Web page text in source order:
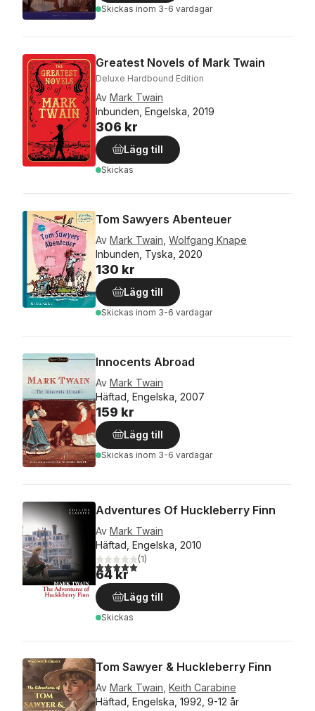
Skickas inom 3-6 vardagar
Greatest Novels of Mark Twain
Deluxe Hardbound Edition
Av Mark Twain
Inbunden, Engelska, 2019
306 kr
Lägg till
Skickas
Tom Sawyers Abenteuer
Av Mark Twain Wolfgang Knape
Inbunden, Tyska, 2020
130 kr
Lägg till
Skickas inom 3-6 vardagar
Innocents Abroad
Av Mark Twain
Häftad, Engelska, 2007
159 kr
Lägg till
Skickas inom 3-6 vardagar
Adventures Of Huckleberry Finn
Av Mark Twain
Häftad, Engelska, 2010
5,0utav 5 stjärnor. Totalt antal röster:
(1)
64 kr
Lägg till
Skickas
Tom Sawyer & Huckleberry Finn
Av Mark Twain Keith Carabine
Häftad, Engelska, 1992, 9-12 år